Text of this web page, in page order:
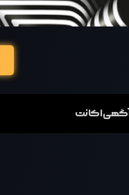
آگهی اکانت